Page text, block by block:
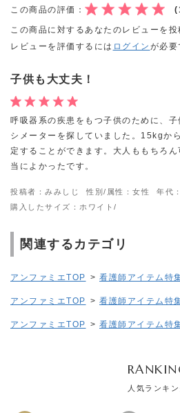
この商品の評価：
この商品に対するあなたのレビューを投
レビューを評価するには ログイン が必要
子供も大丈夫！
呼吸器系の疾患をもつ子供のために、
シメーターを探していました。15kgか
定することができます。大人ももちろ
当によかったです。
投稿者：みみしじ 性別/属性：女性 年代：
購入したサイズ：ホワイト/
関連するカテゴリ
アンファミエTOP > 看護師アイテム特
アンファミエTOP > 看護師アイテム特
アンファミエTOP > 看護師アイテム特
人気ランキン